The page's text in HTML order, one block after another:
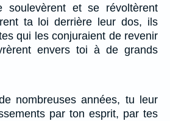
soulevèrent et se révoltèrent
ta loi derrière leur dos, ils
qui les conjuraient de revenir
envers toi à de grands
nombreuses années, tu leur
par ton esprit, par tes